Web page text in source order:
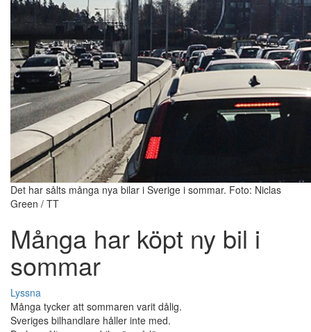
Det har sålts många nya bilar i Sverige i sommar. Foto: Niclas
Green / TT
Många har köpt ny bil i
sommar
Lyssna
Många tycker att sommaren varit dålig.
Sveriges bilhandlare håller inte med.